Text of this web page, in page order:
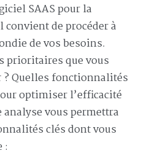
SAAS pour la
convient de procéder à
de vos besoins.
prioritaires que vous
Quelles fonctionnalités
optimiser l’efficacité
analyse vous permettra
clés dont vous
: